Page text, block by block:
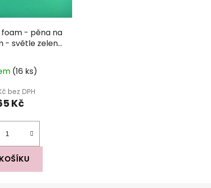
foam - pěna na
- světle zelená
hodnocení
produktu
je
z
hvězdiček.
(16 ks)
bez DPH
Kč